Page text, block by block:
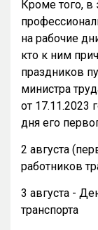
Кроме того, в
на рабочие
кто к ним
праздников
министра
от 17.11.2023
дня его
2 августа
работников
3 августа -
транспорта